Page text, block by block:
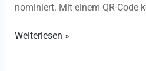
nominiert. Mit einem QR-Code
Weiterlesen »